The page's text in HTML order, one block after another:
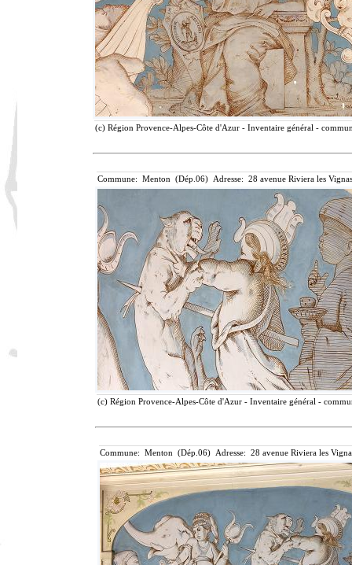
(c) Région Provence-Alpes-Côte d'Azur - Inventaire général -
Commune: Menton (Dép.06) Adresse: 28 avenue Riviera les
(c) Région Provence-Alpes-Côte d'Azur - Inventaire général -
Commune: Menton (Dép.06) Adresse: 28 avenue Riviera les